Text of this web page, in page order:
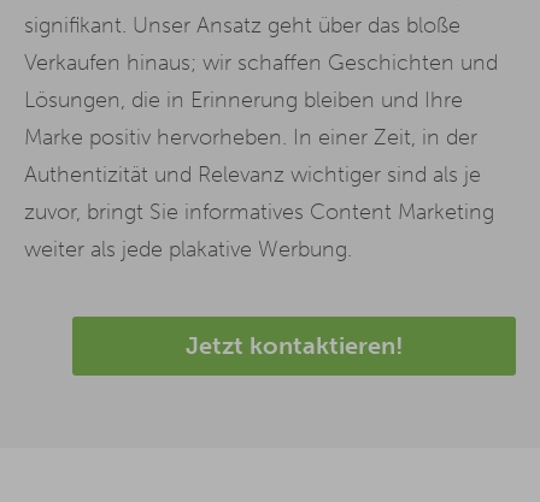
signifikant. Unser Ansatz geht über das bloße
Verkaufen hinaus; wir schaffen Geschichten und
Lösungen, die in Erinnerung bleiben und Ihre
Marke positiv hervorheben. In einer Zeit, in der
Authentizität und Relevanz wichtiger sind als je
zuvor, bringt Sie informatives Content Marketing
weiter als jede plakative Werbung.
Jetzt kontaktieren!